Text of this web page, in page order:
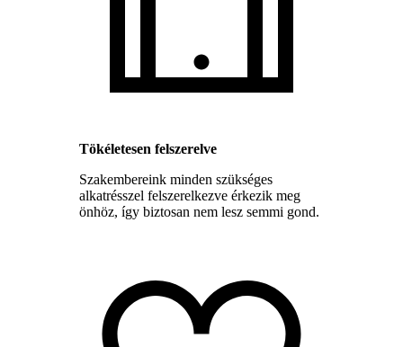
Tökéletesen felszerelve
Szakembereink minden szükséges
alkatrésszel felszerelkezve érkezik meg
önhöz, így biztosan nem lesz semmi gond.